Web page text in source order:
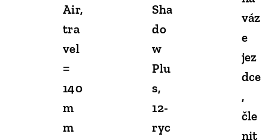
Air,
tra
vel
=
140
m
m
Sha
do
w
Plu
s,
12-
ryc
váz
e
jez
dce
,
čle
nit